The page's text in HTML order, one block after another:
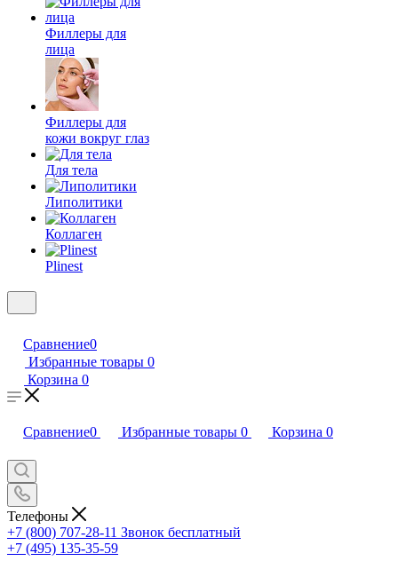
Филлеры для
лица
Филлеры для
кожи вокруг глаз
Для тела
Липолитики
Коллаген
Plinest
Сравнение0
Избранные товары 0
Корзина 0
Сравнение0 Избранные товары 0 Корзина 0
Телефоны
+7 (800) 707-28-11 Звонок бесплатный
+7 (495) 135-35-59